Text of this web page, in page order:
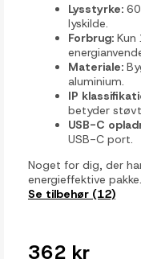
Lysstyrke:
lyskilde.
Forbrug: Kun
Materiale:
aluminium.
IP
betyder
USB-C
USB-C port.
Noget for dig, der
energieffektive pakke.
Se tilbehør (12)
362 kr